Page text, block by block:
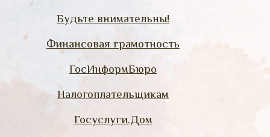
Будьте внимательны!
Финансовая грамотность
ГосИнформБюро
Налогоплательщикам
Госуслуги.Дом